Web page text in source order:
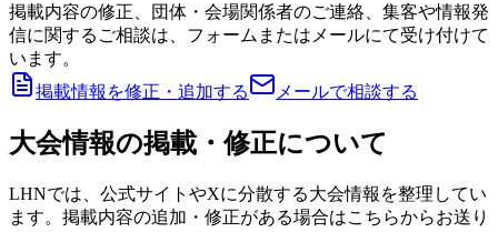
掲載内容の修正、団体・会場関係者のご連絡、集客や情報発
信に関するご相談は、フォームまたはメールにて受け付けて
います。
掲載情報を修正・追加する
メールで相談する
大会情報の掲載・修正について
LHNでは、公式サイトやXに分散する大会情報を整理してい
ます。掲載内容の追加・修正がある場合はこちらからお送り